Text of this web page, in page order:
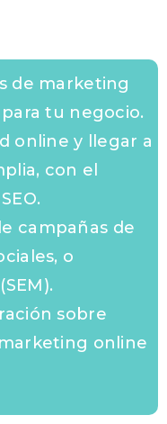
de marketing
tu negocio.
online y llegar a
con el
campañas de
o
sobre
online